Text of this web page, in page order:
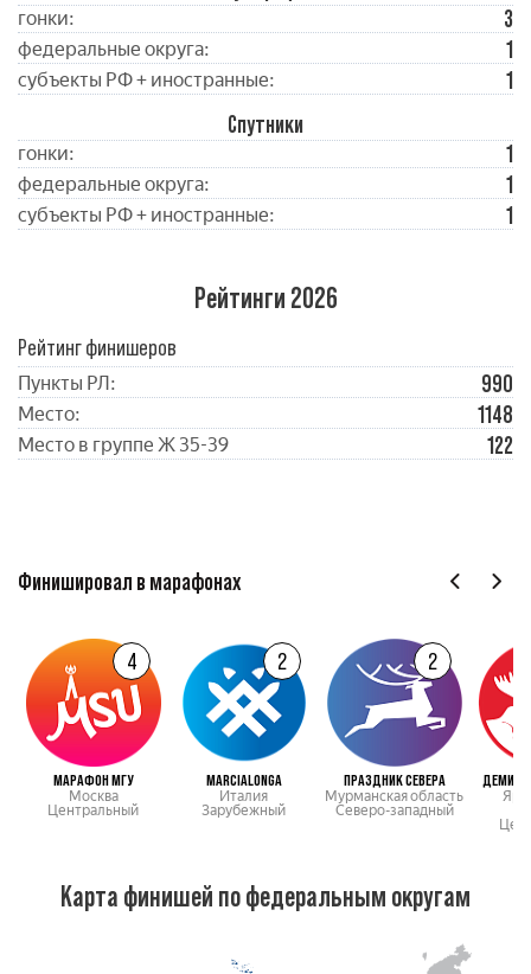
гонки: 3
федеральные округа: 1
субъекты РФ + иностранные:
1
Спутники
гонки: 1
федеральные округа: 1
субъекты РФ + иностранные: 1
Рейтинги 2026
Рейтинг финишеров
Пункты РЛ: 990
Место: 1148
Место в группе Ж 35-39 122
Финишировал в марафонах
4
МАРАФОН МГУ
Москва
Центральный
2
MARCIALONGA
Италия
Зарубежный
2
ПРАЗДНИК СЕВЕРА
Мурманская область
Северо-западный
Карта финишей по федеральным округам